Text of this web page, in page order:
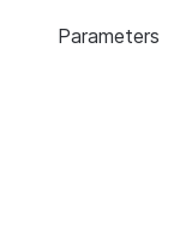
Parameters